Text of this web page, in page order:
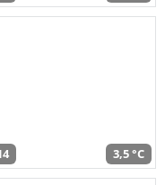
3,5 °C